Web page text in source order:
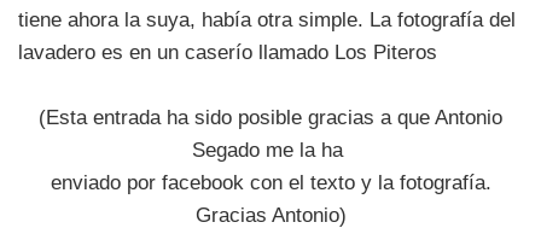
tiene ahora la suya, había otra simple. La fotografía del
lavadero es en un caserío llamado Los Piteros
(Esta entrada ha sido posible gracias a que Antonio
Segado me la ha
enviado por facebook con el texto y la fotografía.
Gracias Antonio)